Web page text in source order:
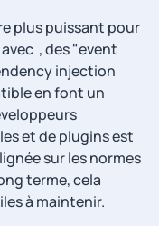
plus puissant pour
, des "event
injection
en font un
et de plugins est
sur les normes
terme, cela
à maintenir.